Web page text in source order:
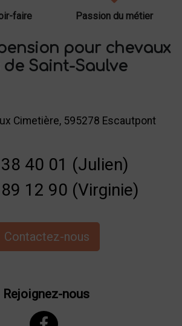
faire Passion du métier
pour chevaux
de Saint-Saulve
Cimetière, 595278 Escautpont
40 01 (Julien)
12 90 (Virginie)
Contactez-nous
Rejoignez-nous